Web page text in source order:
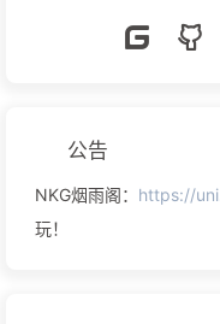
公告
NKG烟雨阁： https://
玩！